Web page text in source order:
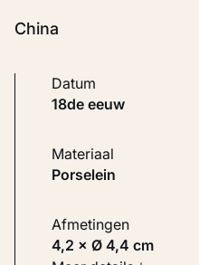
China
Datum
18de eeuw
Materiaal
Porselein
Afmetingen
4,2 × Ø 4,4 cm